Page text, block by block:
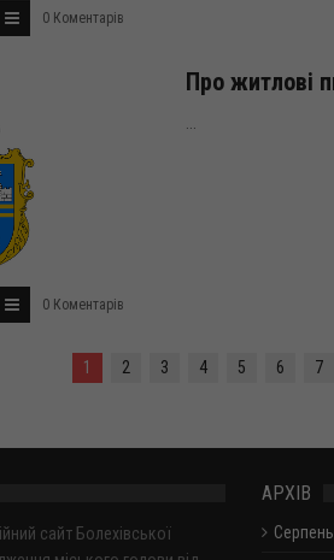
0 Коментарів
0 Коментарів
Про житлові
1 2 3 4 5 6 7
сайт Болехівської
АРХІВ